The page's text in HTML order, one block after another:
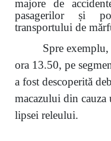
majore de
pasagerilor și
transportului de
Spre
ora 13.50, pe
a fost descoperită
macazului din cauza
lipsei releului.